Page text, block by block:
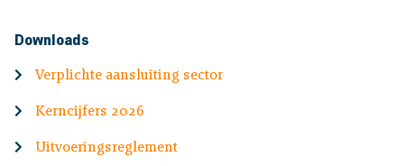
Downloads
Verplichte aansluiting sector
Kerncijfers 2026
Uitvoeringsreglement